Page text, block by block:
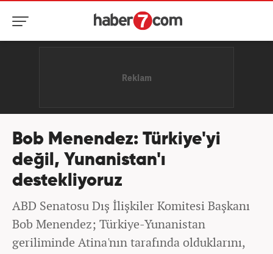
Bob Menendez: Türkiye'yi
değil, Yunanistan'ı
destekliyoruz
ABD Senatosu Dış İlişkiler Komitesi Başkanı
Bob Menendez; Türkiye-Yunanistan
geriliminde Atina'nın tarafında olduklarını,